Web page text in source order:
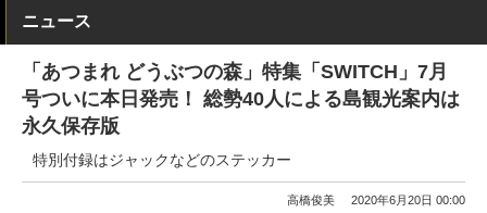
ニュース
「あつまれ どうぶつの森」特集「SWITCH」7月
号ついに本日発売！ 総勢40人による島観光案内は
永久保存版
特別付録はジャックなどのステッカー
高橋俊美 2020年6月20日 00:00